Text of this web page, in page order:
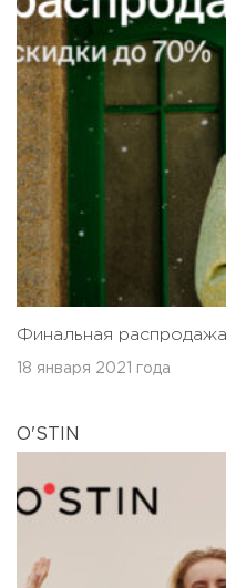
Финальная
18 января 2021 года
O'STIN